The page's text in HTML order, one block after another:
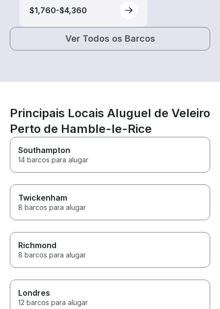
$1,760-$4,360
Ver Todos os Barcos
Principais Locais Aluguel de Veleiro
Perto de Hamble-le-Rice
Southampton
14 barcos para alugar
Twickenham
8 barcos para alugar
Richmond
8 barcos para alugar
Londres
12 barcos para alugar